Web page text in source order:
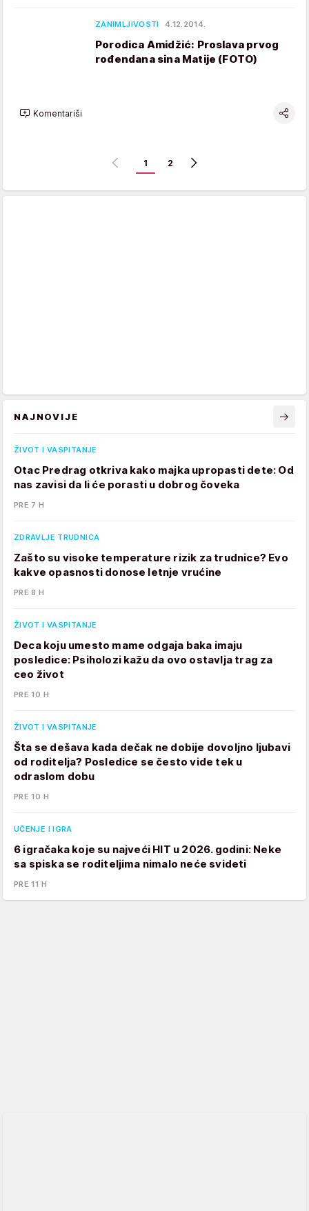
ZANIMLJIVOSTI 4.12.2014.
Porodica Amidžić: Proslava prvog
rođendana sina Matije (FOTO)
Komentariši
1 2
NAJNOVIJE
ŽIVOT I VASPITANJE
Otac Predrag otkriva kako majka upropasti dete: Od
nas zavisi da li će porasti u dobrog čoveka
PRE 7 H
ZDRAVLJE TRUDNICA
Zašto su visoke temperature rizik za trudnice? Evo
kakve opasnosti donose letnje vrućine
PRE 8 H
ŽIVOT I VASPITANJE
Deca koju umesto mame odgaja baka imaju
posledice: Psiholozi kažu da ovo ostavlja trag za
ceo život
PRE 10 H
ŽIVOT I VASPITANJE
Šta se dešava kada dečak ne dobije dovoljno ljubavi
od roditelja? Posledice se često vide tek u
odraslom dobu
PRE 10 H
UČENJE I IGRA
6 igračaka koje su najveći HIT u 2026. godini: Neke
sa spiska se roditeljima nimalo neće svideti
PRE 11 H